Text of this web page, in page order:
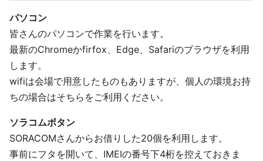
パソコン
皆さんのパソコンで作業を行います。
最新のChromeかfirfox、Edge、Safariのブラウザを利用
します。
wifiは会場で用意したものもありますが、個人の環境お持
ちの場合はそちらをご利用ください。
ソラコムボタン
SORACOMさんからお借りした20個を利用します。
事前にフタを開いて、IMEIの番号下4桁を控えておきま